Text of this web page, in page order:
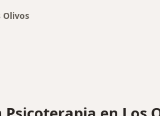
ciudad
Olivos